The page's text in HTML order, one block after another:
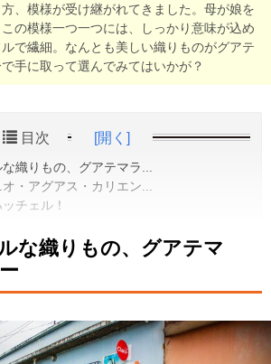
、模様が受け継がれてきました。母が娘を
の模様一つ一つには、しっかり意味が込め
で繊細。なんとも美しい織りものがグアテ
手に取って選んでみてはいかが？
目次 [開く]
織りもの、グアテマラ...
・アグアス・カリエン...
チェル！
な織りもの、グアテマ